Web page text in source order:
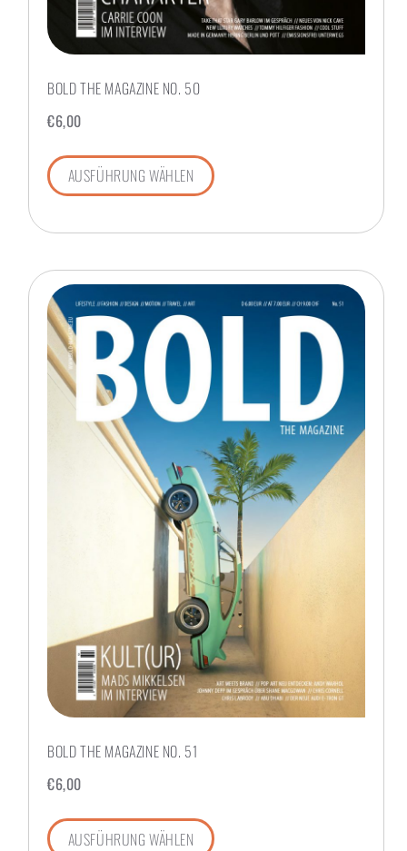
BOLD THE MAGAZINE NO. 50
€6,00
AUSFÜHRUNG WÄHLEN
BOLD THE MAGAZINE NO. 51
€6,00
AUSFÜHRUNG WÄHLEN